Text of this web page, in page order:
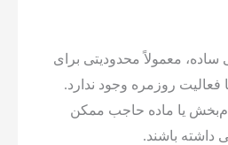
ساده، معمولاً محدودیتی برای
فعالیت روزمره وجود ندارد.
یا ماده حاجب ممکن
داشته باشند.